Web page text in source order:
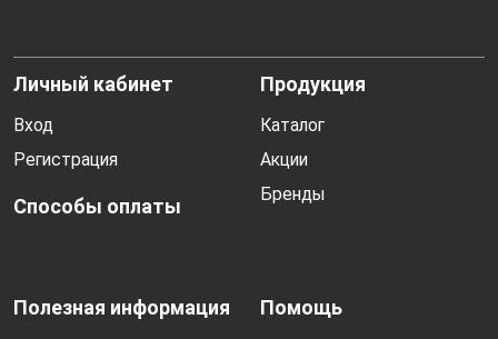
Личный кабинет
Вход
Регистрация
Способы оплаты
Продукция
Каталог
Акции
Бренды
Полезная информация Помощь